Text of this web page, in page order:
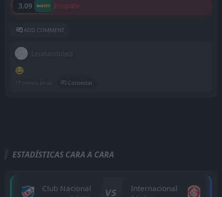
3.09 Empate
ADD COMMENT
Leonardoleo
😂
15 meses atrás Contestar
ESTADÍSTICAS CARA A CARA
Club Nacional VS Internacional